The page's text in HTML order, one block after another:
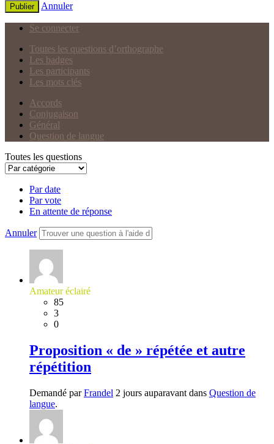
Publier Annuler
Se connecter
Toutes les questions d’orthographe
Les badges
Les participants
Les mots clés
Accords
Conjugaison
Général
Question de langue
Toutes les questions
Par date
Par vote
En attente de réponse
Annuler
Amateur éclairé
85
3
0
Proposition « de » répétée et autre
répétition
Demandé parFrandel 2 jours auparavant dans Question de
langue.